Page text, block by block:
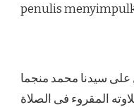
penulis
على سيدنا محمد منجما
المقروء فى الصلاة